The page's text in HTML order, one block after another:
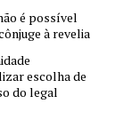
é possível
à revelia
escolha de
do legal